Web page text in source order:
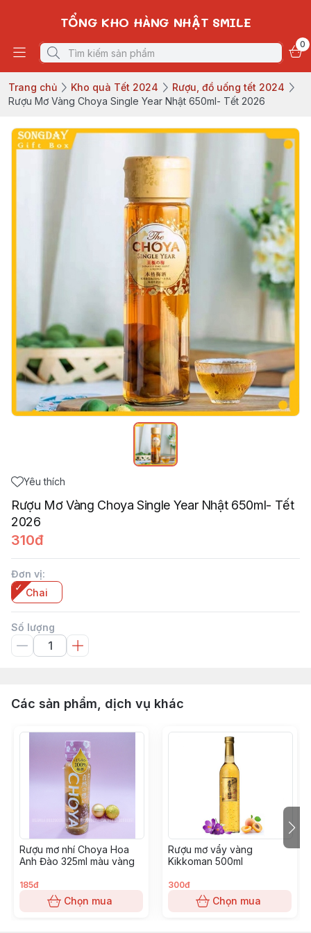
TỔNG KHO HÀNG NHẬT SMILE
0
Trang chủ Kho quà Tết 2024
Rượu, đồ uống tết 2024
Rượu Mơ Vàng Choya Single Year Nhật 650ml- Tết 2026
Yêu thích
Rượu Mơ Vàng Choya Single Year Nhật 650ml- Tết
2026
310đ
Đơn vị:
Chai
Số lượng
Các sản phẩm, dịch vụ khác
Rượu mơ nhí Choya Hoa
Anh Đào 325ml màu vàng
185đ
Chọn mua
Rượu mơ vẩy vàng
Kikkoman 500ml
300đ
Chọn mua